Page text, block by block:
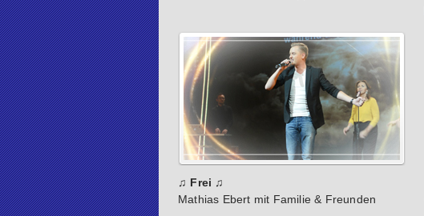
♫ Frei ♫
Mathias Ebert mit Familie & Freunden